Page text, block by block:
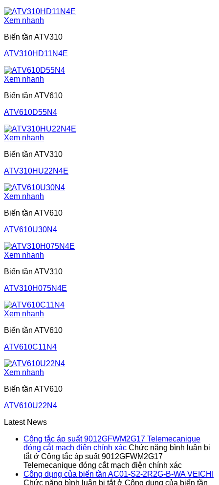
Xem nhanh
Biến tần ATV310
ATV310HD11N4E
Xem nhanh
Biến tần ATV610
ATV610D55N4
Xem nhanh
Biến tần ATV310
ATV310HU22N4E
Xem nhanh
Biến tần ATV610
ATV610U30N4
Xem nhanh
Biến tần ATV310
ATV310H075N4E
Xem nhanh
Biến tần ATV610
ATV610C11N4
Xem nhanh
Biến tần ATV610
ATV610U22N4
Latest News
Công tắc áp suất 9012GFWM2G17 Telemecanique
đóng cắt mạch điện chính xác Chức năng bình luận bị
tắtở Công tắc áp suất 9012GFWM2G17
Telemecanique đóng cắt mạch điện chính xác
Công dụng của biến tần AC01-S2-2R2G-B-WA VEICHI
Chức năng bình luận bị tắtở Công dụng của biến tần